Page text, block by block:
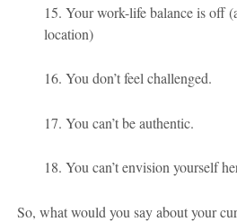
15. Your work-life balance is off
location)
16. You don’t feel challenged.
17. You can’t be authentic.
18. You can’t envision yourself
So, what would you say about your